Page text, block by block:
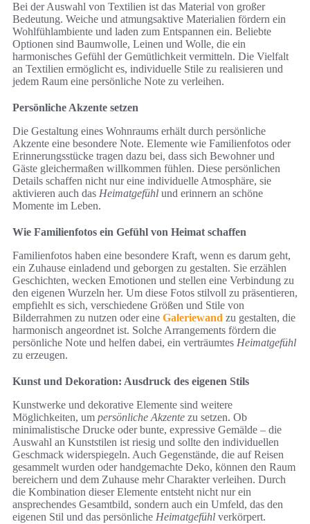
Bei der Auswahl von Textilien ist das Material von großer
Bedeutung. Weiche und atmungsaktive Materialien fördern ein
Wohlfühlambiente und laden zum Entspannen ein. Beliebte
Optionen sind Baumwolle, Leinen und Wolle, die ein
harmonisches Gefühl der Gemütlichkeit vermitteln. Die Vielfalt
an Textilien ermöglicht es, individuelle Stile zu realisieren und
jedem Raum eine persönliche Note zu verleihen.
Persönliche Akzente setzen
Die Gestaltung eines Wohnraums erhält durch persönliche
Akzente eine besondere Note. Elemente wie Familienfotos oder
Erinnerungsstücke tragen dazu bei, dass sich Bewohner und
Gäste gleichermaßen willkommen fühlen. Diese persönlichen
Details schaffen nicht nur eine individuelle Atmosphäre, sie
aktivieren auch das Heimatgefühl und erinnern an schöne
Momente im Leben.
Wie Familienfotos ein Gefühl von Heimat schaffen
Familienfotos haben eine besondere Kraft, wenn es darum geht,
ein Zuhause einladend und geborgen zu gestalten. Sie erzählen
Geschichten, wecken Emotionen und stellen eine Verbindung zu
den eigenen Wurzeln her. Um diese Fotos stilvoll zu präsentieren,
empfiehlt es sich, verschiedene Größen und Stile von
Bilderrahmen zu nutzen oder eine Galeriewand zu gestalten, die
harmonisch angeordnet ist. Solche Arrangements fördern die
persönliche Note und helfen dabei, ein verträumtes Heimatgefühl
zu erzeugen.
Kunst und Dekoration: Ausdruck des eigenen Stils
Kunstwerke und dekorative Elemente sind weitere
Möglichkeiten, um persönliche Akzente zu setzen. Ob
minimalistische Drucke oder bunte, expressive Gemälde – die
Auswahl an Kunststilen ist riesig und sollte den individuellen
Geschmack widerspiegeln. Auch Gegenstände, die auf Reisen
gesammelt wurden oder handgemachte Deko, können den Raum
bereichern und dem Zuhause mehr Charakter verleihen. Durch
die Kombination dieser Elemente entsteht nicht nur ein
ansprechendes Gesamtbild, sondern auch ein Umfeld, das den
eigenen Stil und das persönliche Heimatgefühl verkörpert.